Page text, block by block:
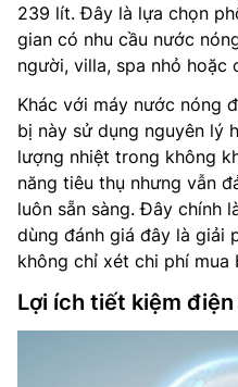
239 lít. Đây là lựa chọn
gian có nhu cầu nước
người, villa, spa nhỏ hoặc
Khác với máy nước nóng
bị này sử dụng nguyên lý
lượng nhiệt trong không
năng tiêu thụ nhưng vẫn
luôn sẵn sàng. Đây chính
dùng đánh giá đây là giải
không chỉ xét chi phí mua
Lợi ích tiết kiệm